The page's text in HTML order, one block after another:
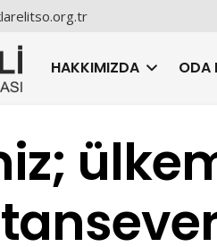
HAKKIMIZDA ODA